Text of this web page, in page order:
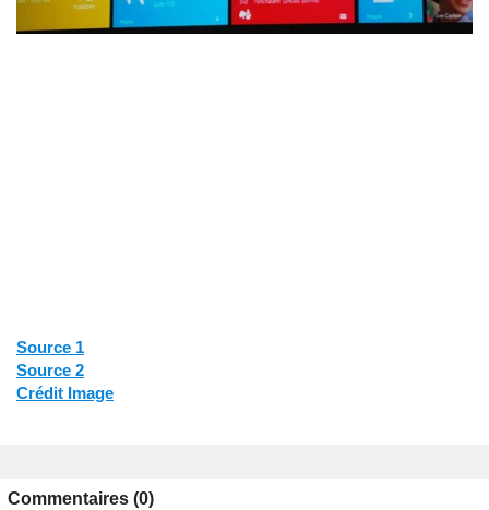
Source 1
Source 2
Crédit Image
Commentaires (0)